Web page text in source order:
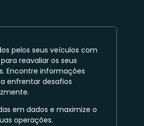
pelos seus veículos com
reavaliar os seus
Encontre informações
enfrentar desafios
em dados e maximize o
operações.